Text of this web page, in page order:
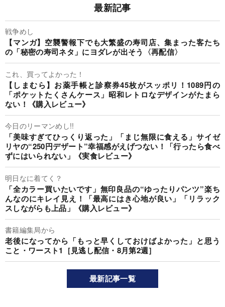
最新記事
戦争めし
【マンガ】空襲警報下でも大繁盛の寿司店、集まった客たち
の「秘密の寿司ネタ」にヨダレが出そう〈再配信〉
これ、買ってよかった！
【しまむら】お薬手帳と診察券45枚がスッポリ！1089円の
「ポケットたくさんケース」昭和レトロなデザインがたまら
ない！《購入レビュー》
今日のリーマンめし!!
「美味すぎてひっくり返った」「まじ無限に食える」サイゼ
リヤの“250円デザート”幸福感がえげつない！「行ったら食べ
ずにはいられない」《実食レビュー》
明日なに着てく？
「全カラー買いたいです」無印良品の“ゆったりパンツ”楽ち
んなのにキレイ見え！「最高にはき心地が良い」「リラック
スしながらも上品」《購入レビュー》
書籍編集局から
老後になってから「もっと早くしておけばよかった」と思う
こと・ワースト1［見逃し配信・8月第2週］
最新記事一覧